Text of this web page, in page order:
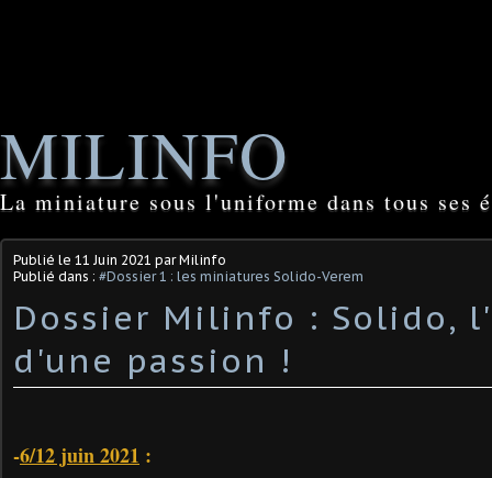
MILINFO
La miniature sous l'uniforme dans tous ses
Publié le 11 Juin 2021 par Milinfo
Publié dans : #Dossier 1 : les miniatures Solido-Verem
​Dossier Milinfo : Solido,
d'une passion ​!
-6/12 juin 2021 :